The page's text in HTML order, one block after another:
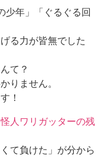
少年」「ぐるぐる回
る力が皆無でした
て？
りません。
！
人ワリガッターの残
て負けた」が分から